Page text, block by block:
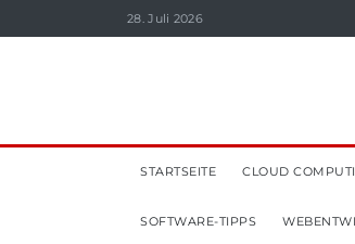
28. Juli 2026
STARTSEITE CLOUD
SOFTWARE-TIPPS